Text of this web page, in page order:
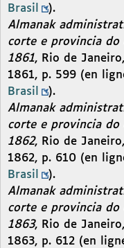
Brasil
).
Almanak
corte e provincia do
1861, Rio de
1861, p. 599 (en
Brasil
).
Almanak
corte e provincia do
1862, Rio de
1862, p. 610 (en
Brasil
).
Almanak
corte e provincia do
1863, Rio de
1863, p. 612 (en